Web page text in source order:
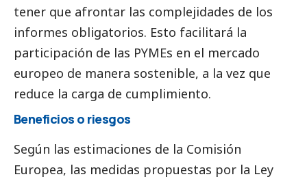
tener que afrontar las complejidades de los
informes obligatorios. Esto facilitará la
participación de las PYMEs en el mercado
europeo de manera sostenible, a la vez que
reduce la carga de cumplimiento.
Beneficios o riesgos
Según las estimaciones de la Comisión
Europea, las medidas propuestas por la Ley